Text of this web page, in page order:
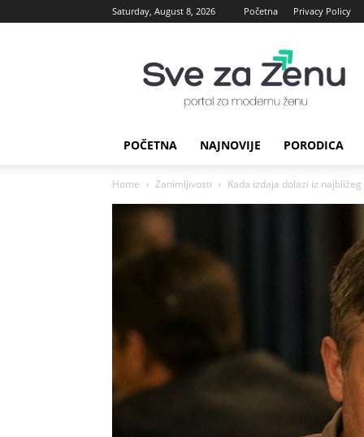
Saturday, August 8, 2026 Početna Privacy Policy
za
Zenu
POČETNA NAJNOVIJE PORODICA
Home Zanimljivosti Kada izdaja dolazi iz